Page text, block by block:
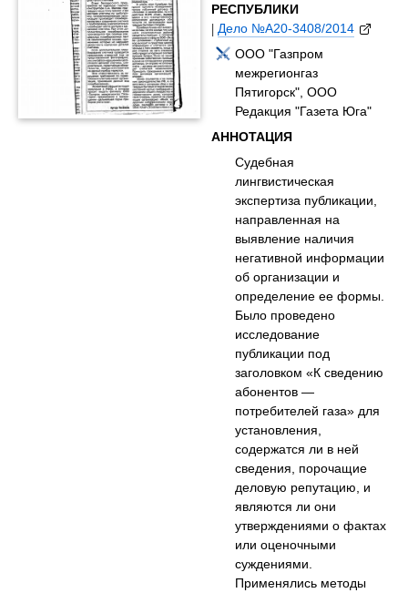
РЕСПУБЛИКИ
|Дело №А20-3408/2014
ООО "Газпром
межрегионгаз
Пятигорск", ООО
Редакция "Газета Юга"
АННОТАЦИЯ
Судебная
лингвистическая
экспертиза публикации,
направленная на
выявление наличия
негативной информации
об организации и
определение ее формы.
Было проведено
исследование
публикации под
заголовком «К сведению
абонентов —
потребителей газа» для
установления,
содержатся ли в ней
сведения, порочащие
деловую репутацию, и
являются ли они
утверждениями о фактах
или оценочными
суждениями.
Применялись методы